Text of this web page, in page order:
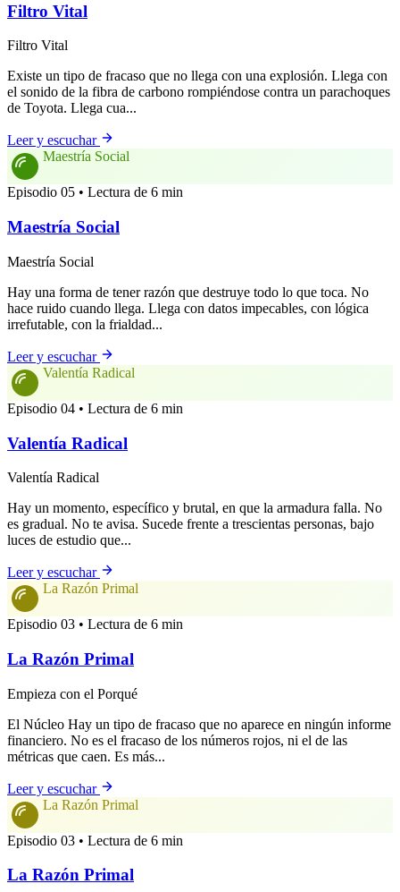
Filtro Vital
Filtro Vital
Existe un tipo de fracaso que no llega con una explosión. Llega con
el sonido de la fibra de carbono rompiéndose contra un parachoques
de Toyota. Llega cua...
Leer y escuchar
Maestría Social
Episodio 05 • Lectura de 6 min
Maestría Social
Maestría Social
Hay una forma de tener razón que destruye todo lo que toca. No
hace ruido cuando llega. Llega con datos impecables, con lógica
irrefutable, con la frialdad...
Leer y escuchar
Valentía Radical
Episodio 04 • Lectura de 6 min
Valentía Radical
Valentía Radical
Hay un momento, específico y brutal, en que la armadura falla. No
es gradual. No te avisa. Sucede frente a trescientas personas, bajo
luces de estudio que...
Leer y escuchar
La Razón Primal
Episodio 03 • Lectura de 6 min
La Razón Primal
Empieza con el Porqué
El Núcleo Hay un tipo de fracaso que no aparece en ningún informe
financiero. No es el fracaso de los números rojos, ni el de las
métricas que caen. Es más...
Leer y escuchar
La Razón Primal
Episodio 03 • Lectura de 6 min
La Razón Primal